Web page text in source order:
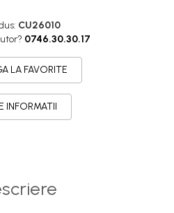
CU26010
0746.30.30.17
LA FAVORITE
INFORMATII